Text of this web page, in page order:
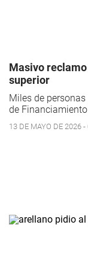
Masivo
superior
Miles de
de
13 DE MAYO DE 2026 -